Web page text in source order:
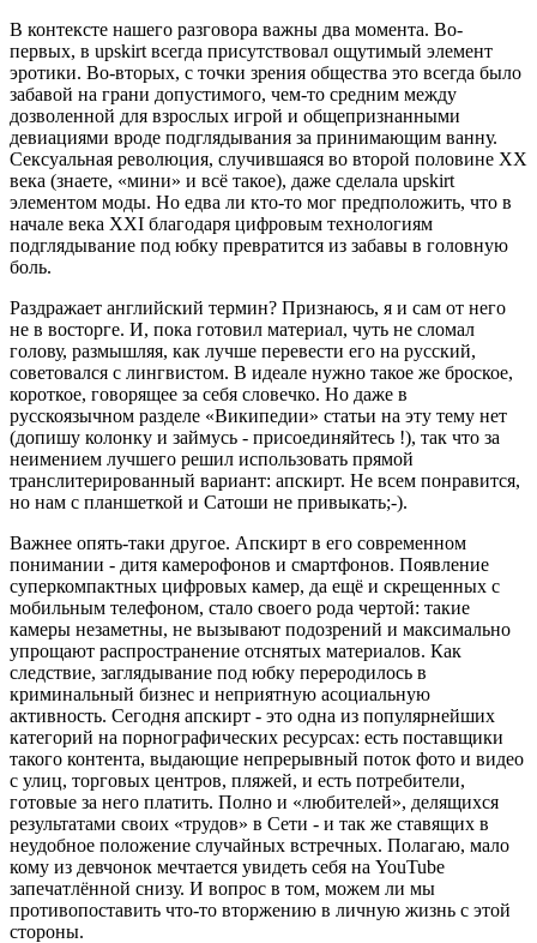
В контексте нашего разговора важны два момента. Во-
первых, в upskirt всегда присутствовал ощутимый элемент
эротики. Во-вторых, с точки зрения общества это всегда было
забавой на грани допустимого, чем-то средним между
дозволенной для взрослых игрой и общепризнанными
девиациями вроде подглядывания за принимающим ванну.
Сексуальная революция, случившаяся во второй половине XX
века (знаете, «мини» и всё такое), даже сделала upskirt
элементом моды. Но едва ли кто-то мог предположить, что в
начале века XXI благодаря цифровым технологиям
подглядывание под юбку превратится из забавы в головную
боль.
Раздражает английский термин? Признаюсь, я и сам от него
не в восторге. И, пока готовил материал, чуть не сломал
голову, размышляя, как лучше перевести его на русский,
советовался с лингвистом. В идеале нужно такое же броское,
короткое, говорящее за себя словечко. Но даже в
русскоязычном разделе «Википедии» статьи на эту тему нет
(допишу колонку и займусь - присоединяйтесь !), так что за
неимением лучшего решил использовать прямой
транслитерированный вариант: апскирт. Не всем понравится,
но нам с планшеткой и Сатоши не привыкать;-).
Важнее опять-таки другое. Апскирт в его современном
понимании - дитя камерофонов и смартфонов. Появление
суперкомпактных цифровых камер, да ещё и скрещенных с
мобильным телефоном, стало своего рода чертой: такие
камеры незаметны, не вызывают подозрений и максимально
упрощают распространение отснятых материалов. Как
следствие, заглядывание под юбку переродилось в
криминальный бизнес и неприятную асоциальную
активность. Сегодня апскирт - это одна из популярнейших
категорий на порнографических ресурсах: есть поставщики
такого контента, выдающие непрерывный поток фото и видео
с улиц, торговых центров, пляжей, и есть потребители,
готовые за него платить. Полно и «любителей», делящихся
результатами своих «трудов» в Сети - и так же ставящих в
неудобное положение случайных встречных. Полагаю, мало
кому из девчонок мечтается увидеть себя на YouTube
запечатлённой снизу. И вопрос в том, можем ли мы
противопоставить что-то вторжению в личную жизнь с этой
стороны.